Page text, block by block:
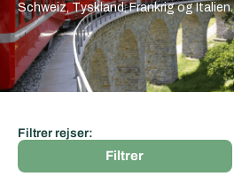
Schweiz, Tyskland, Frankrig og Italien.
Filtrer rejser:
Filtrer